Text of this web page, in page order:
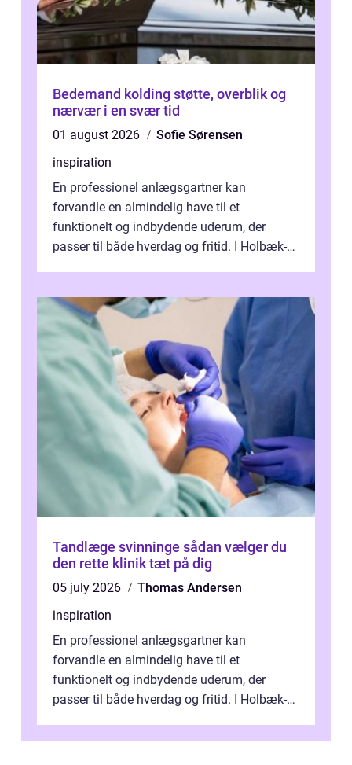
Bedemand kolding støtte, overblik og
nærvær i en svær tid
01 august 2026
Sofie Sørensen
inspiration
En professionel anlægsgartner kan
forvandle en almindelig have til et
funktionelt og indbydende uderum, der
passer til både hverdag og fritid. I Holbæk-
Tandlæge svinninge sådan vælger du
den rette klinik tæt på dig
05 july 2026
Thomas Andersen
inspiration
En professionel anlægsgartner kan
forvandle en almindelig have til et
funktionelt og indbydende uderum, der
passer til både hverdag og fritid. I Holbæk-
ønsker mere...